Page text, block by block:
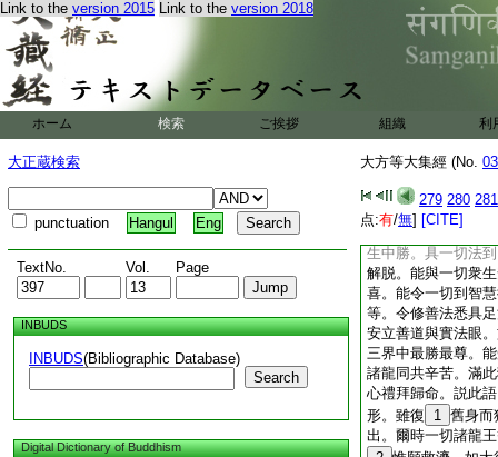
Link to the version 2015 Link to the version 2018
ホーム 検索 ご挨拶 組織 利
大正蔵検索
punctuation Hangul Eng
TextNo. Vol. Page
INBUDS
INBUDS(Bibliographic Database)
Search
Digital Dictionary of Buddhism
大方等大集經 (No.
279 280 281
点:有/無] [CITE]
能却其惡及憂愁
慈心出汝此獄中
不自在者悉稱心
得彼聖人救濟者
大聖過去修萬行
汝等所有諸災惡
莫起餘心謗毀佛
勿生疑惡自迷沒
爾時一切諸大龍王
於牟尼聖人處者。
合掌。作如是言。
生中勝。具一切法
解脱。能與一切衆
喜。能令一切到智
等。令修善法悉具
安立善道與實法眼
三界中最勝最尊。
諸龍同共辛苦。滿
心禮拜歸命。説此
形。雖復
1 舊身而
出。爾時一切諸龍